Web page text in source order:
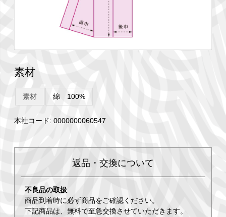
素材
素材 綿 100%
本社コード: 0000000060547
返品・交換について
不良品の取扱
商品到着時に必ず商品をご確認ください。
下記商品は、無料で至急交換させていただきます。